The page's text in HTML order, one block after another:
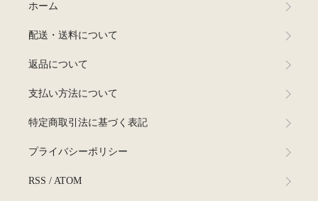
ホーム
配送・送料について
返品について
支払い方法について
特定商取引法に基づく表記
プライバシーポリシー
RSS / ATOM